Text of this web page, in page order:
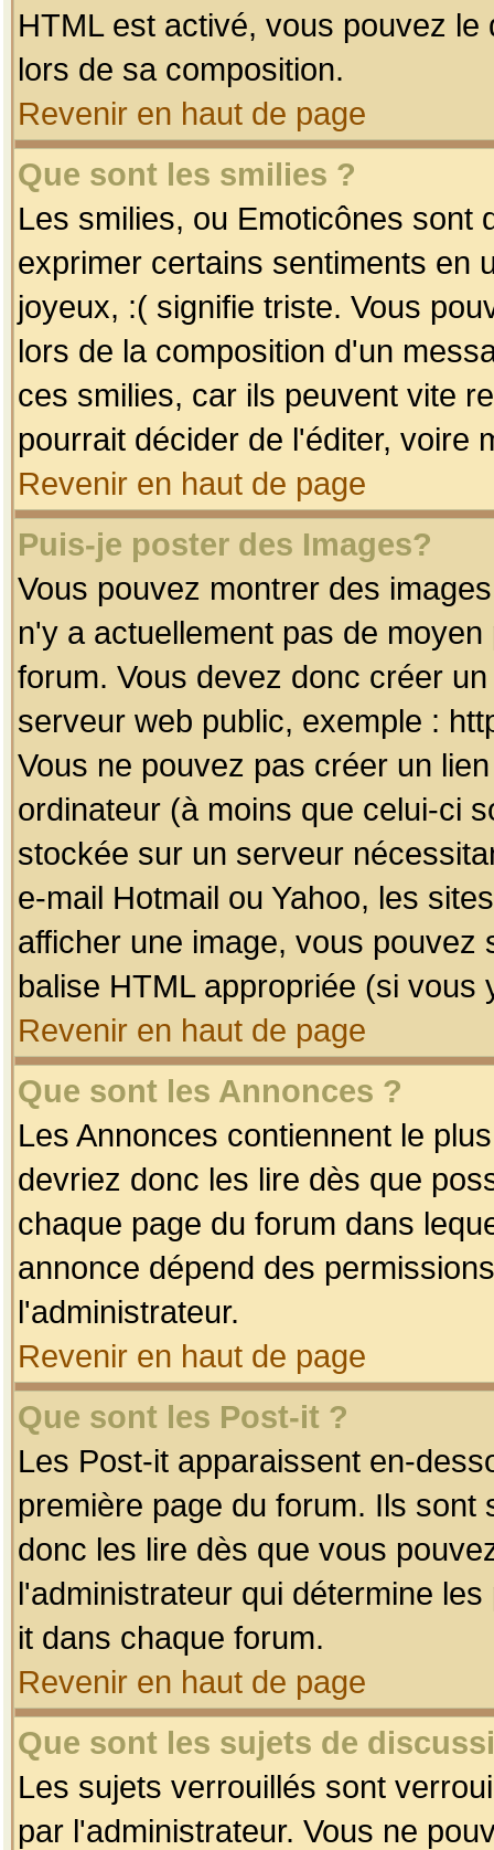
HTML est activé, vous pouvez
lors de sa composition.
Revenir en haut de page
Que sont les smilies ?
Les smilies, ou Emoticônes sont
exprimer certains sentiments en
joyeux, :( signifie triste. Vous
lors de la composition d'un
ces smilies, car ils peuvent vite
pourrait décider de l'éditer, voire
Revenir en haut de page
Puis-je poster des Images?
Vous pouvez montrer des
n'y a actuellement pas de
forum. Vous devez donc créer
serveur web public, exemple :
Vous ne pouvez pas créer un
ordinateur (à moins que celui-ci
stockée sur un serveur
e-mail Hotmail ou Yahoo, les
afficher une image, vous pouvez
balise HTML appropriée (si vous
Revenir en haut de page
Que sont les Annonces ?
Les Annonces contiennent le
devriez donc les lire dès que
chaque page du forum dans
annonce dépend des
l'administrateur.
Revenir en haut de page
Que sont les Post-it ?
Les Post-it apparaissent en-
première page du forum. Ils
donc les lire dès que vous
l'administrateur qui détermine
it dans chaque forum.
Revenir en haut de page
Que sont les sujets de
Les sujets verrouillés sont
par l'administrateur. Vous ne